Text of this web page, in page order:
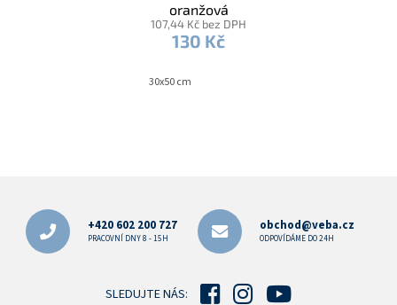
oranžová
107,44 Kč bez DPH
130 Kč
30x50 cm
+420 602 200 727
PRACOVNÍ DNY 8 - 15H
obchod@veba.cz
ODPOVÍDÁME DO 24H
SLEDUJTE NÁS: